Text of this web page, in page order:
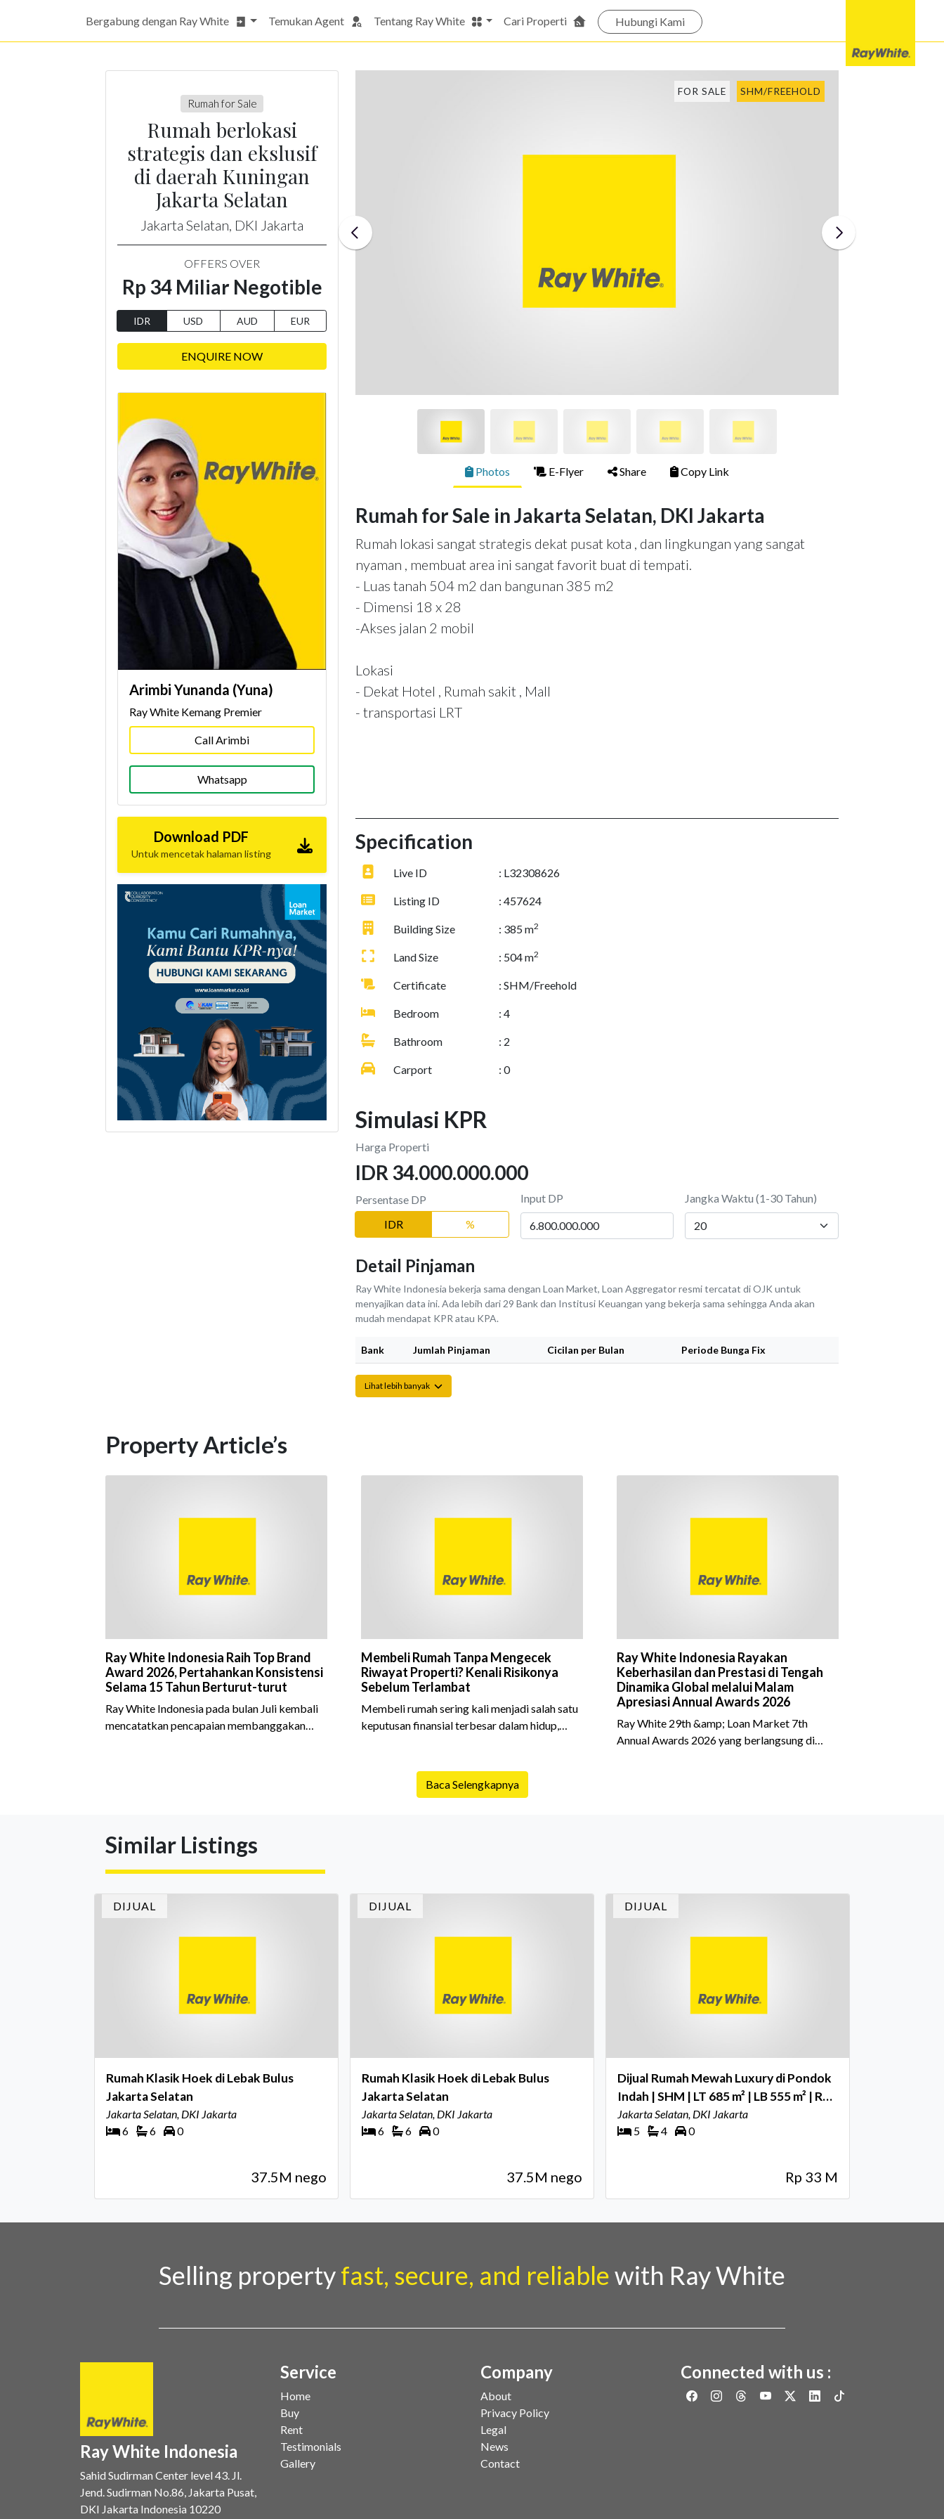
Bergabung dengan Ray White Temukan Agent Tentang Ray White Cari Properti Hubungi Kami
Rumah for Sale
Rumah berlokasi
strategis dan ekslusif
di daerah Kuningan
Jakarta Selatan
Jakarta Selatan, DKI Jakarta
OFFERS OVER
Rp 34 Miliar Negotible
IDR USD AUD EUR
ENQUIRE NOW
Arimbi Yunanda (Yuna)
Ray White Kemang Premier
Call Arimbi
Whatsapp
Download PDF
Untuk mencetak halaman listing
FOR SALE SHM/FREEHOLD
Photos E-Flyer Share Copy Link
Rumah for Sale in Jakarta Selatan, DKI Jakarta
Rumah lokasi sangat strategis dekat pusat kota , dan lingkungan yang sangat
nyaman , membuat area ini sangat favorit buat di tempati.
- Luas tanah 504 m2 dan bangunan 385 m2
- Dimensi 18 x 28
-Akses jalan 2 mobil
Lokasi
- Dekat Hotel , Rumah sakit , Mall
- transportasi LRT
Specification
Live ID : L32308626
Listing ID : 457624
Building Size : 385 m2
Land Size : 504 m2
Certificate : SHM/Freehold
Bedroom : 4
Bathroom : 2
Carport : 0
Simulasi KPR
Harga Properti
IDR 34.000.000.000
Persentase DP
IDR
%
Input DP Jangka Waktu (1-30 Tahun)
Detail Pinjaman
Ray White Indonesia bekerja sama dengan Loan Market, Loan Aggregator resmi tercatat di OJK untuk
menyajikan data ini. Ada lebih dari 29 Bank dan Institusi Keuangan yang bekerja sama sehingga Anda akan
mudah mendapat KPR atau KPA.
Bank Jumlah Pinjaman Cicilan per Bulan Periode Bunga Fix
Lihat lebih banyak
Property Article’s
Ray White Indonesia Raih Top Brand
Award 2026, Pertahankan Konsistensi
Selama 15 Tahun Berturut-turut
Ray White Indonesia pada bulan Juli kembali
mencatatkan pencapaian membanggakan
konsistensi, kepercayaan masyarakat, dan
kualitas layanan yang terus dijaga oleh seluruh
jaringan Ray White Indonesia. Top Brand
Award m
Membeli Rumah Tanpa Mengecek
Riwayat Properti? Kenali Risikonya
Sebelum Terlambat
Membeli rumah sering kali menjadi salah satu
keputusan finansial terbesar dalam hidup,
kepemilikan hunian maupun investasi properti.
Namun dalam prosesnya, tidak sedikit calon
Ray White Indonesia Rayakan
Keberhasilan dan Prestasi di Tengah
Dinamika Global melalui Malam
Apresiasi Annual Awards 2026
Ray White 29th &amp; Loan Market 7th
Annual Awards 2026 yang berlangsung di
ini dihadiri oleh Country Director Ray White
Indon
Baca Selengkapnya
Similar Listings
DIJUAL
Rumah Klasik Hoek di Lebak Bulus
Jakarta Selatan
Jakarta Selatan, DKI Jakarta
6
6 0
37.5M nego
DIJUAL
Rumah Klasik Hoek di Lebak Bulus
Jakarta Selatan
Jakarta Selatan, DKI Jakarta
6
6 0
37.5M nego
DIJUAL
Dijual Rumah Mewah Luxury di Pondok
Indah | SHM | LT 685 m² | LB 555 m² | Rp
33 Miliar
Jakarta Selatan, DKI Jakarta
5
4 0
Rp 33 M
Selling propertyfast, secure, and reliablewith Ray White
Ray White Indonesia
Sahid Sudirman Center level 43. Jl.
Jend. Sudirman No.86, Jakarta Pusat,
DKI Jakarta Indonesia 10220
Service
Home
Buy
Rent
Testimonials
Gallery
Company
About
Privacy Policy
Legal
News
Contact
Connected with us :